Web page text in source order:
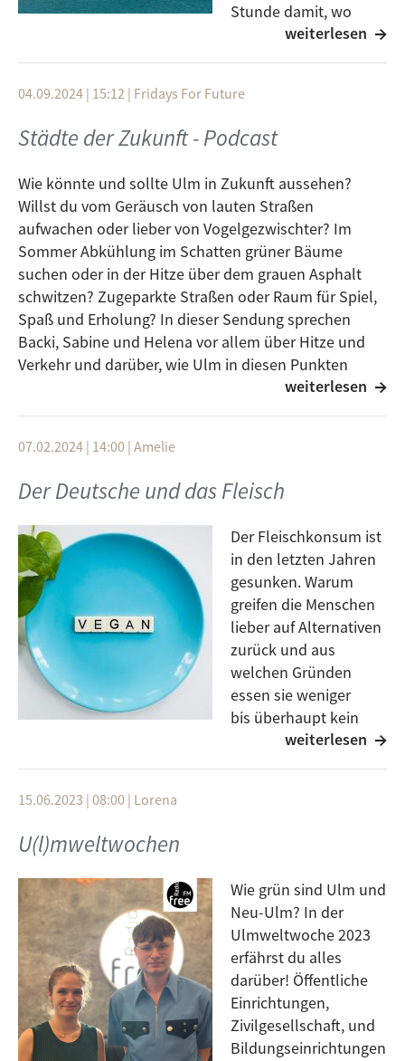
Stunde damit, wo
unser Erdgas
Was der Aufbau dieser fossilen Infrastruktur für
Probleme mit sich bringt und ob das alternativlos ist,
wollen wir ebenso beleuchten, wie den
weiterlesen
04.09.2024 | 15:12 | Fridays For Future
Städte der Zukunft - Podcast
Wie könnte und sollte Ulm in Zukunft aussehen?
Willst du vom Geräusch von lauten Straßen
aufwachen oder lieber von Vogelgezwischter? Im
Sommer Abkühlung im Schatten grüner Bäume
suchen oder in der Hitze über dem grauen Asphalt
schwitzen? Zugeparkte Straßen oder Raum für Spiel,
Spaß und Erholung? In dieser Sendung sprechen
Backi, Sabine und Helena vor allem über Hitze und
Verkehr und darüber, wie Ulm in diesen Punkten
aufgestellt ist, und was wir tun könnten, um Ulm
Gedanken inspirieren.
weiterlesen
07.02.2024 | 14:00 | Amelie
Der Deutsche und das Fleisch
Der Fleischkonsum ist
in den letzten Jahren
gesunken. Warum
greifen die Menschen
lieber auf Alternativen
zurück und aus
welchen Gründen
essen sie weniger
bis überhaupt kein
Fleisch mehr? Auch in
ausschließlich vegane Restaurants. Darüber und über
die Gründe des Anstiegs von fleischloser Ernährung
erfahrt ihr im Beitrag.
weiterlesen
15.06.2023 | 08:00 | Lorena
U(l)mweltwochen
Wie grün sind Ulm und
Neu-Ulm? In der
Ulmwelt­woche 2023
erfährst du alles
darüber! Öffentliche
Einrichtungen,
Zivilgesellschaft, und
Bildungseinrichtungen
e ›